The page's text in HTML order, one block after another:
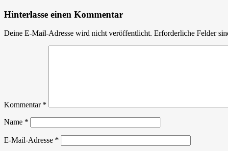
Hinterlasse einen Kommentar
Deine E-Mail-Adresse wird nicht veröffentlicht. Erforderliche Felder
Kommentar *
Name *
E-Mail-Adresse *